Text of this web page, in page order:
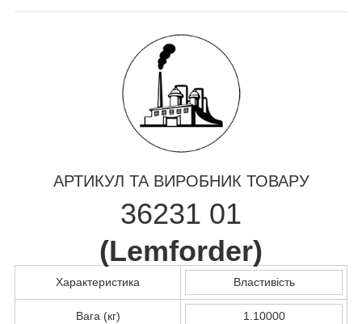
АРТИКУЛ ТА ВИРОБНИК ТОВАРУ
36231 01
(Lemforder)
Характеристика Властивість
Вага (кг) 1.10000